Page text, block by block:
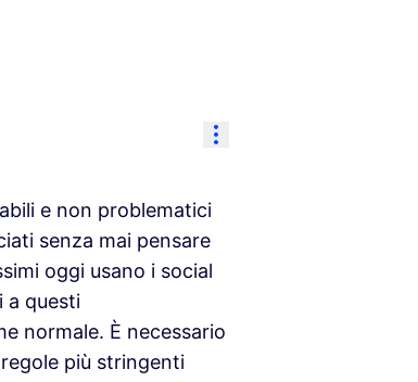
Resource controls
e non problematici
senza mai pensare
oggi usano i social
a questi
normale. È necessario
più stringenti